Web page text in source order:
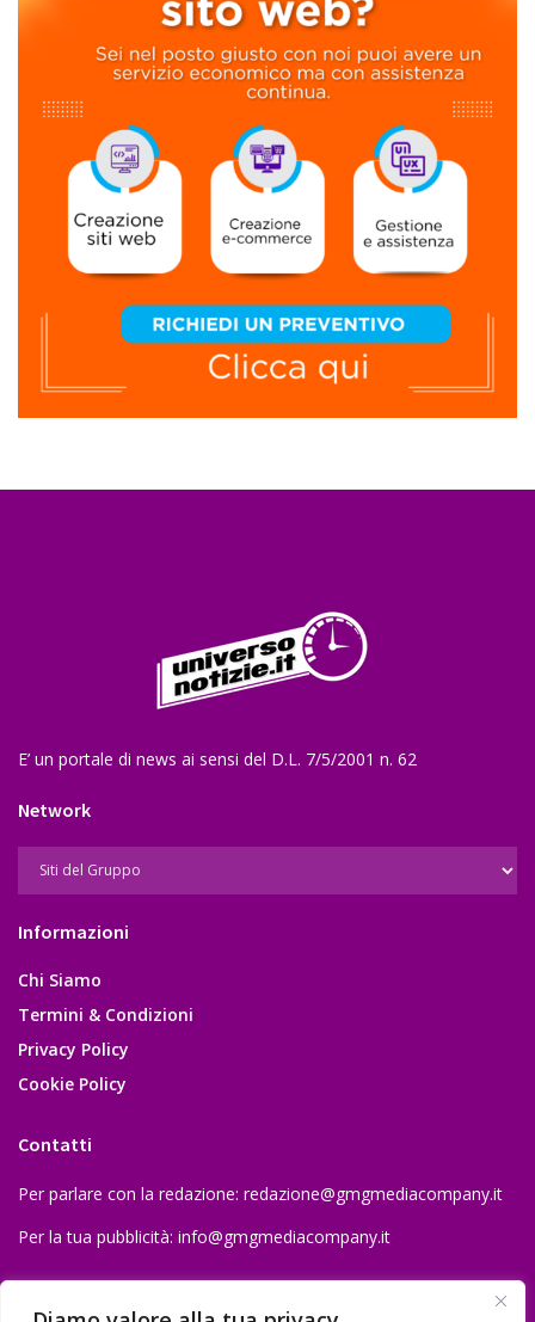
E’ un portale di news ai sensi del D.L. 7/5/2001 n. 62
Network
Informazioni
Chi Siamo
Termini & Condizioni
Privacy Policy
Cookie Policy
Contatti
Per parlare con la redazione: redazione@gmgmediacompany.it
Per la tua pubblicità: info@gmgmediacompany.it